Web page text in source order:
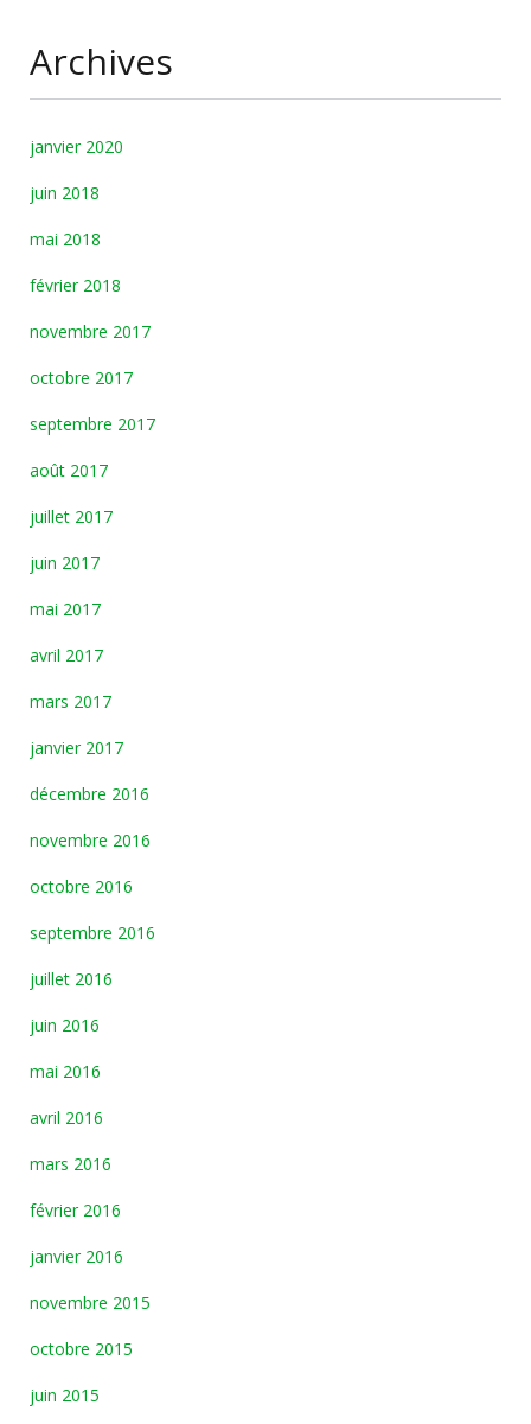
Archives
janvier 2020
juin 2018
mai 2018
février 2018
novembre 2017
octobre 2017
septembre 2017
août 2017
juillet 2017
juin 2017
mai 2017
avril 2017
mars 2017
janvier 2017
décembre 2016
novembre 2016
octobre 2016
septembre 2016
juillet 2016
juin 2016
mai 2016
avril 2016
mars 2016
février 2016
janvier 2016
novembre 2015
octobre 2015
juin 2015